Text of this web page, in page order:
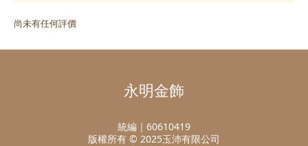
尚未有任何評價
永明金飾
統編｜60610419
版權所有 © 2025玉沛有限公司